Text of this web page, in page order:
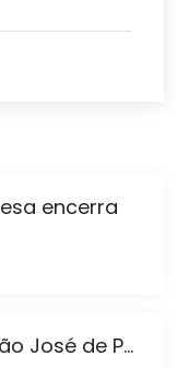
encerra
José de P...